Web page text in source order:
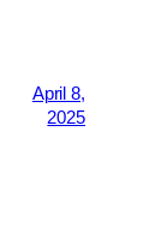
April 8,
2025